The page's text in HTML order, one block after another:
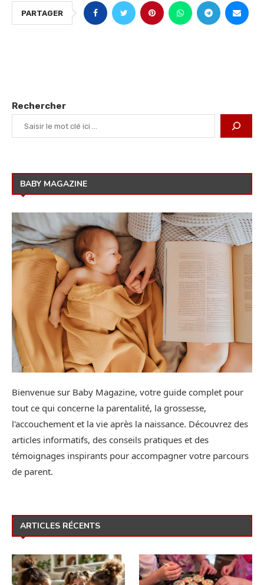
PARTAGER
Rechercher
BABY MAGAZINE
Bienvenue sur Baby Magazine, votre guide complet pour
tout ce qui concerne la parentalité, la grossesse,
l'accouchement et la vie après la naissance. Découvrez des
articles informatifs, des conseils pratiques et des
témoignages inspirants pour accompagner votre parcours
de parent.
ARTICLES RÉCENTS